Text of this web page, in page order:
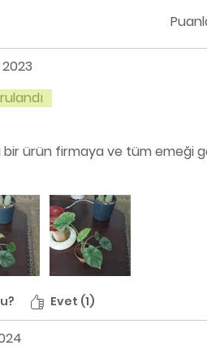
2023
bir ürün firmaya ve tüm emeği
Evet (1)